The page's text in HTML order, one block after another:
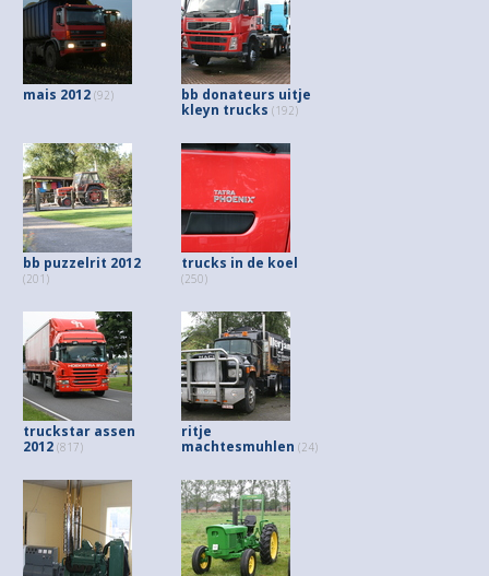
mais 2012 (92)
bb donateurs uitje
kleyn trucks (192)
bb puzzelrit 2012
(201)
trucks in de koel
(250)
truckstar assen
2012 (817)
ritje
machtesmuhlen (24)